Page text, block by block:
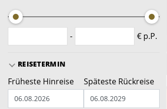
- € p.P.
REISETERMIN
Früheste Hinreise Späteste Rückreise